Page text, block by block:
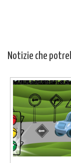
Notizie che